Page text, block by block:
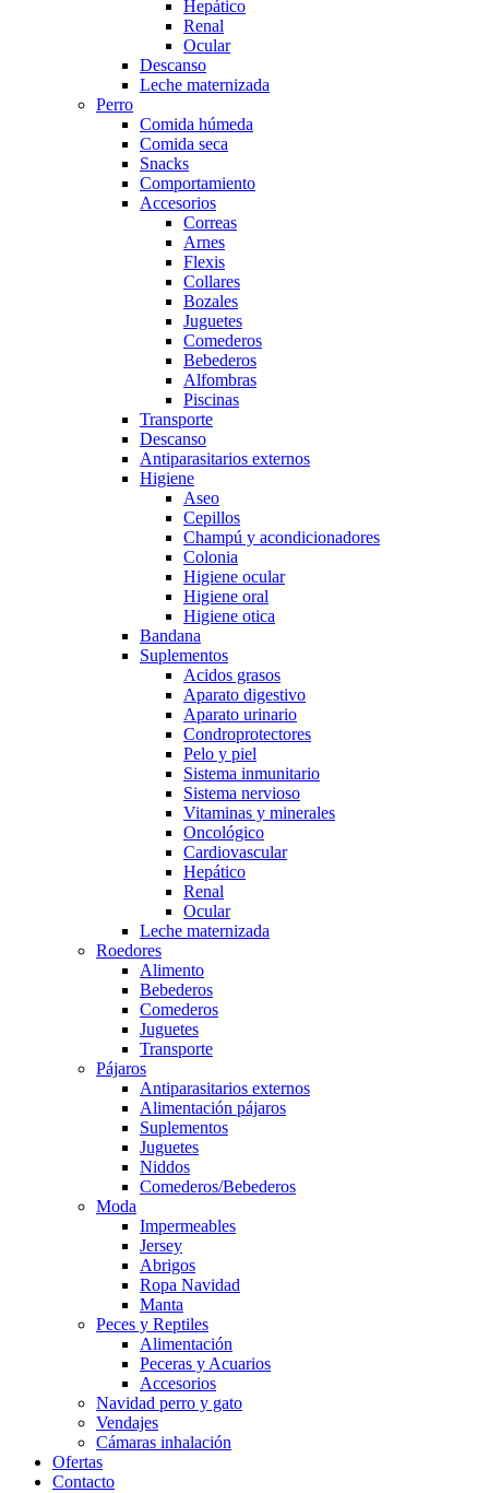
Hepático
Renal
Ocular
Descanso
Leche maternizada
Perro
Comida húmeda
Comida seca
Snacks
Comportamiento
Accesorios
Correas
Arnes
Flexis
Collares
Bozales
Juguetes
Comederos
Bebederos
Alfombras
Piscinas
Transporte
Descanso
Antiparasitarios externos
Higiene
Aseo
Cepillos
Champú y acondicionadores
Colonia
Higiene ocular
Higiene oral
Higiene otica
Bandana
Suplementos
Acidos grasos
Aparato digestivo
Aparato urinario
Condroprotectores
Pelo y piel
Sistema inmunitario
Sistema nervioso
Vitaminas y minerales
Oncológico
Cardiovascular
Hepático
Renal
Ocular
Leche maternizada
Roedores
Alimento
Bebederos
Comederos
Juguetes
Transporte
Pájaros
Antiparasitarios externos
Alimentación pájaros
Suplementos
Juguetes
Niddos
Comederos/Bebederos
Moda
Impermeables
Jersey
Abrigos
Ropa Navidad
Manta
Peces y Reptiles
Alimentación
Peceras y Acuarios
Accesorios
Navidad perro y gato
Vendajes
Cámaras inhalación
Ofertas
Contacto